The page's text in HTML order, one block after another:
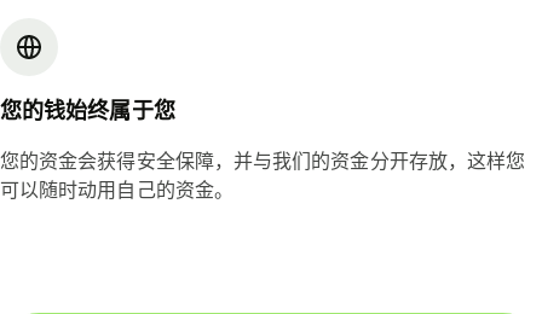
您的钱始终属于您
您的资金会获得安全保障，并与我们的资金分开存放，这样您
可以随时动用自己的资金。